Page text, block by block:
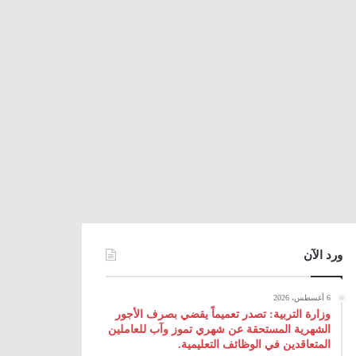
ورد الآن
6 أغسطس، 2026
وزارة التربية: تصدر تعميماً يقضي بصرف الأجور
الشهرية المستحقة عن شهري تموز وآب للعاملين
المتعاقدين في الوظائف التعليمية.